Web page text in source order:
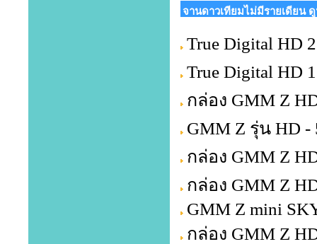
จานดาวเทียมไม่มีรายเดียน
True Digital HD
True Digital HD
กล่อง GMM Z
GMM Z รุ่น HD -
กล่อง GMM Z
กล่อง GMM Z
GMM Z mini
กล่อง GMM Z